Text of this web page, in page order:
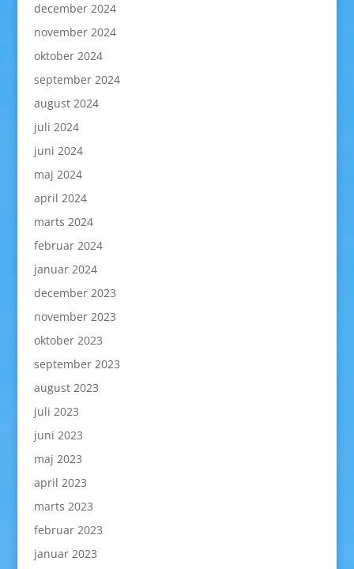
december 2024
november 2024
oktober 2024
september 2024
august 2024
juli 2024
juni 2024
maj 2024
april 2024
marts 2024
februar 2024
januar 2024
december 2023
november 2023
oktober 2023
september 2023
august 2023
juli 2023
juni 2023
maj 2023
april 2023
marts 2023
februar 2023
januar 2023